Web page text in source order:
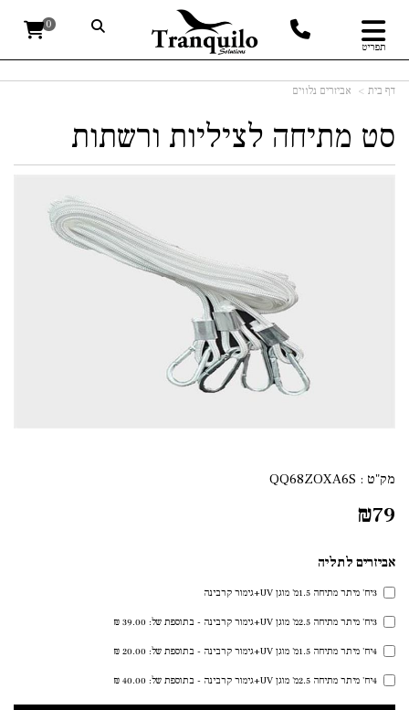
תפריט
0
דף בית אביזרים נלווים
סט מתיחה לציליות ורשתות
מק"ט : QQ68ZOXA6S
₪79
אביזרים לתליה
3יח' מיתר מתיחה 1.5מ' מוגן UV+גימור קרבינה
3יח' מיתר מתיחה 2.5מ' מוגן UV+גימור קרבינה - בתוספת של: 39.00 ₪
4יח' מיתר מתיחה 1.5מ' מוגן UV+גימור קרבינה - בתוספת של: 20.00 ₪
4יח' מיתר מתיחה 2.5מ' מוגן UV+גימור קרבינה - בתוספת של: 40.00 ₪